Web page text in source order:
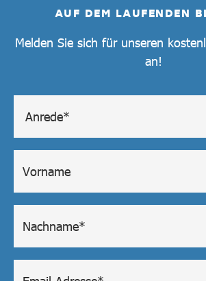
AUF DEM LAUFENDEN
Melden Sie sich für unseren
an!